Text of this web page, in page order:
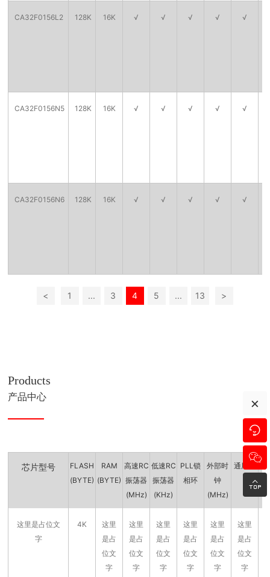
CA32F0156L2 128K 16K √ √ √ √ √
CA32F0156N5 128K 16K √ √ √ √ √
CA32F0156N6 128K 16K √ √ √ √ √
< 1 ... 3 4 5 ... 13 >
Products
产品中心
芯片型号
FLASH
(BYTE)
RAM
(BYTE)
高速RC
振荡器
(MHz)
低速RC
振荡器
(KHz)
PLL锁
相环
外部时
钟
(MHz)
通用IO
这里是占位文
字
4K
这里
是占
位文
字
这里
是占
位文
字
这里
是占
位文
字
这里
是占
位文
字
这里
是占
位文
字
这里
是占
位文
字
×


